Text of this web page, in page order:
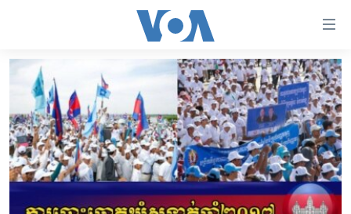
គេហទំព័រ​
ទាក់ទង
និង​
ចូល​
ទៅ​​
ទំព័រ​
ព័ត៌មាន​​
កម្ពុជា
អន្តរជាតិ
អាមេរិក
ចិន
ហេឡូវីអូអេ